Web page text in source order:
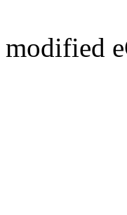
modified